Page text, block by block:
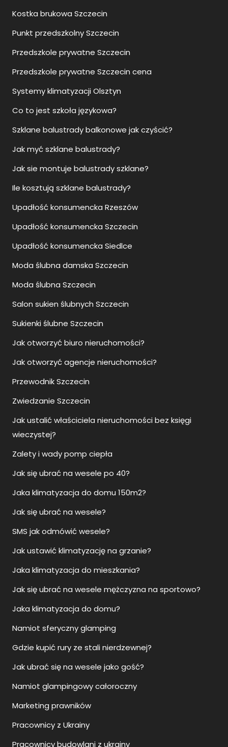
Kostka brukowa Szczecin
Punkt przedszkolny Szczecin
Przedszkole prywatne Szczecin
Przedszkole prywatne Szczecin cena
Systemy klimatyzacji Olsztyn
Co to jest szkoła językowa?
Szklane balustrady balkonowe jak czyścić?
Jak myć szklane balustrady?
Jak sie montuje balustrady szklane?
Ile kosztują szklane balustrady?
Upadłość konsumencka Rzeszów
Upadłość konsumencka Szczecin
Upadłość konsumencka Siedlce
Moda ślubna damska Szczecin
Moda ślubna Szczecin
Salon sukien ślubnych Szczecin
Sukienki ślubne Szczecin
Jak otworzyć biuro nieruchomości?
Jak otworzyć agencje nieruchomości?
Przewodnik Szczecin
Zwiedzanie Szczecin
Jak ustalić właściciela nieruchomości bez księgi
wieczystej?
Zalety i wady pomp ciepła
Jak się ubrać na wesele po 40?
Jaka klimatyzacja do domu 150m2?
Jak się ubrać na wesele?
SMS jak odmówić wesele?
Jak ustawić klimatyzację na grzanie?
Jaka klimatyzacja do mieszkania?
Jak się ubrać na wesele mężczyzna na sportowo?
Jaka klimatyzacja do domu?
Namiot sferyczny glamping
Gdzie kupić rury ze stali nierdzewnej?
Jak ubrać się na wesele jako gość?
Namiot glampingowy całoroczny
Marketing prawników
Pracownicy z Ukrainy
Pracownicy budowlani z ukrainy